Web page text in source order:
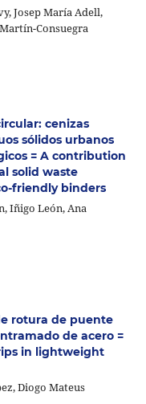
Josep María Adell,
Consuegra
cenizas
sólidos urbanos
= A contribution
solid waste
friendly binders
Iñigo León, Ana
rotura de puente
de acero =
in lightweight
Diogo Mateus